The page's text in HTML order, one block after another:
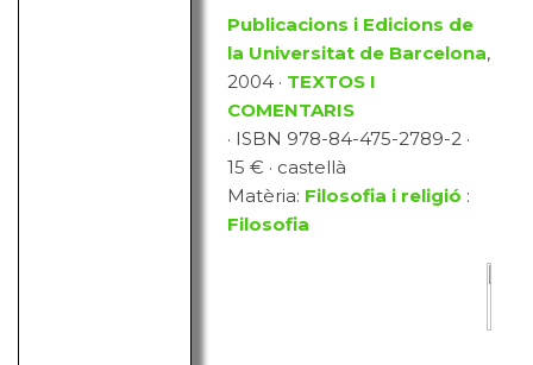
Publicacions i Edicions de
la Universitat de Barcelona,
2004 · TEXTOS I
COMENTARIS
· ISBN 978-84-475-2789-2 ·
15 € · castellà
Matèria: Filosofia i religió :
Filosofia